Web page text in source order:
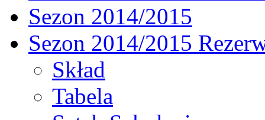
Sezon 2014/2015
Sezon 2014/2015
Skład
Tabela